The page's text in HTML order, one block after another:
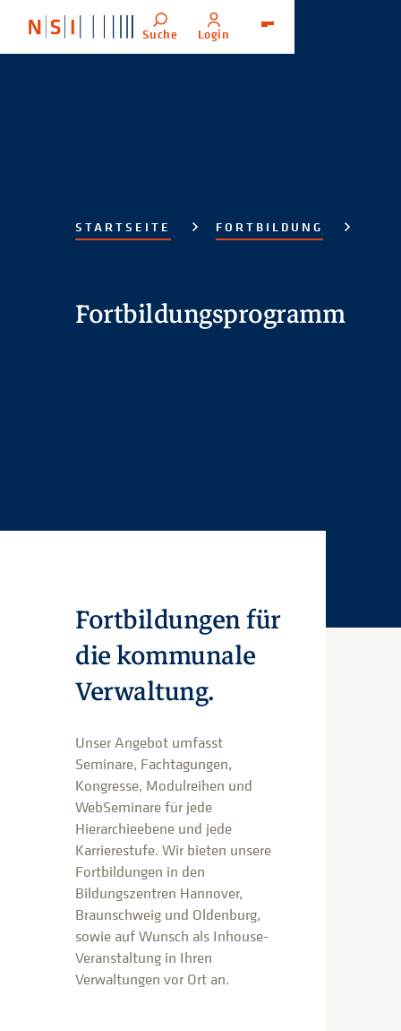
Suche Login
STARTSEITE FORTBILDUNG
Fortbildungsprogramm
Fortbildungen für
die kommunale
Verwaltung.
Unser Angebot umfasst
Seminare, Fachtagungen,
Kongresse, Modulreihen und
WebSeminare für jede
Hierarchieebene und jede
Karrierestufe. Wir bieten unsere
Fortbildungen in den
Bildungszentren Hannover,
Braunschweig und Oldenburg,
sowie auf Wunsch als Inhouse-
Veranstaltung in Ihren
Verwaltungen vor Ort an.